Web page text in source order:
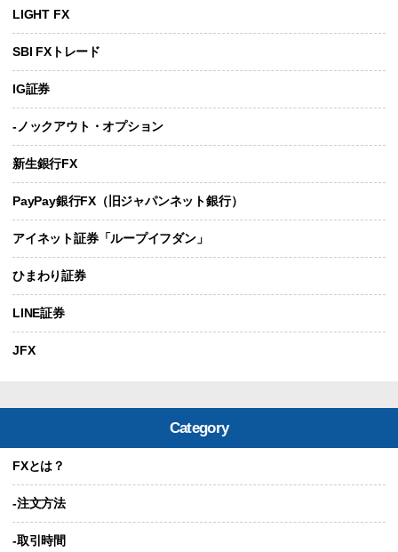
LIGHT FX
SBI FXトレード
IG証券
-ノックアウト・オプション
新生銀行FX
PayPay銀行FX（旧ジャパンネット銀行）
アイネット証券「ループイフダン」
ひまわり証券
LINE証券
JFX
Category
FXとは？
-注文方法
-取引時間